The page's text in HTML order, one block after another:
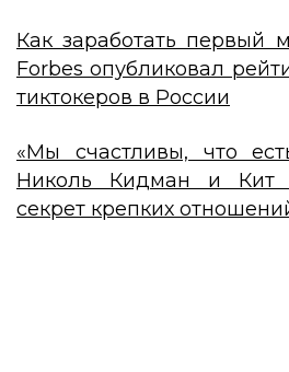
Как заработать первый
Forbes опубликовал
тиктокеров в России
«Мы счастливы, что
Николь Кидман и Кит
секрет крепких